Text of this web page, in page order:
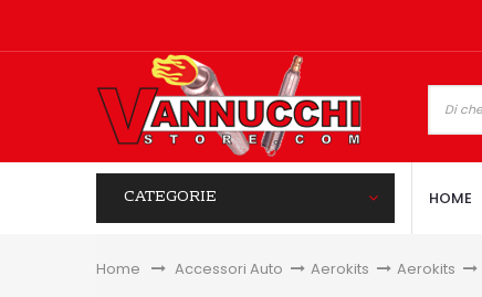
CATEGORIE HOME
Home &gt;Accessori Auto > Aerokits > Aerokits >